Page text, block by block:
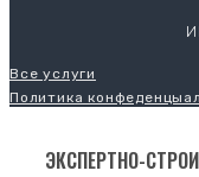
Все услуги
Политика
ЭКСПЕРТНО-